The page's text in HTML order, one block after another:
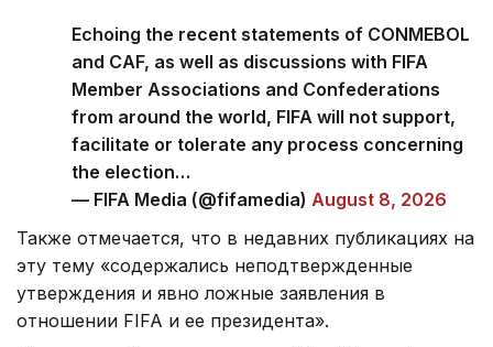
Echoing the recent statements of CONMEBOL
and CAF, as well as discussions with FIFA
Member Associations and Confederations
from around the world, FIFA will not support,
facilitate or tolerate any process concerning
the election…
— FIFA Media (@fifamedia) August 8, 2026
Также отмечается, что в недавних публикациях на
эту тему «содержались неподтвержденные
утверждения и явно ложные заявления в
отношении FIFA и ее президента».